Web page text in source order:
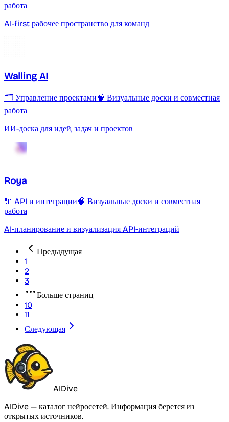
работа
AI-first рабочее пространство для команд
Walling AI
🗂 Управление проектами🧠 Визуальные доски и совместная
работа
ИИ-доска для идей, задач и проектов
Roya
🔌 API и интеграции🧠 Визуальные доски и совместная
работа
AI-планирование и визуализация API-интеграций
Предыдущая
1
2
3
Больше страниц
10
11
Следующая
AIDive
AIDive — каталог нейросетей. Информация берется из
открытых источников.